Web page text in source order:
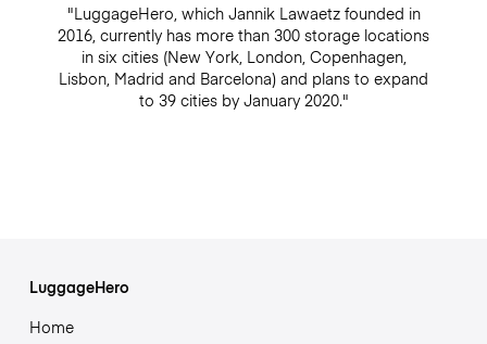
"LuggageHero, which Jannik Lawaetz founded in
2016, currently has more than 300 storage locations
in six cities (New York, London, Copenhagen,
Lisbon, Madrid and Barcelona) and plans to expand
to 39 cities by January 2020."
LuggageHero
Home